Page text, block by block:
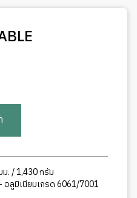
. / 1,430 กรัม
ลูมิเนียมเกรด 6061/7001